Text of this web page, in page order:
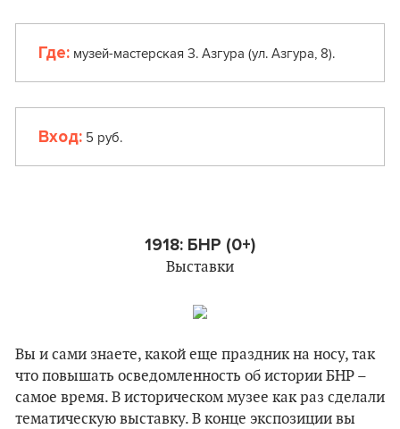
Где: музей-мастерская З. Азгура (ул. Азгура, 8).
Вход: 5 руб.
1918: БНР (0+)
Выставки
Вы и сами знаете, какой еще праздник на носу, так
что повышать осведомленность об истории БНР –
самое время. В историческом музее как раз сделали
тематическую выставку. В конце экспозиции вы